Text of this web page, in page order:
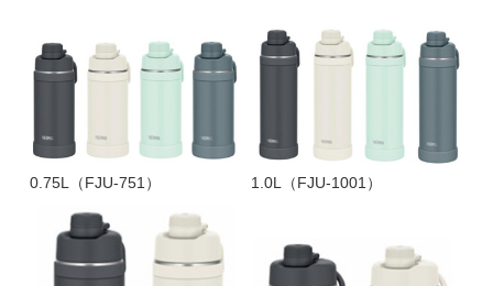
0.75L（FJU-751） 1.0L（FJU-1001）